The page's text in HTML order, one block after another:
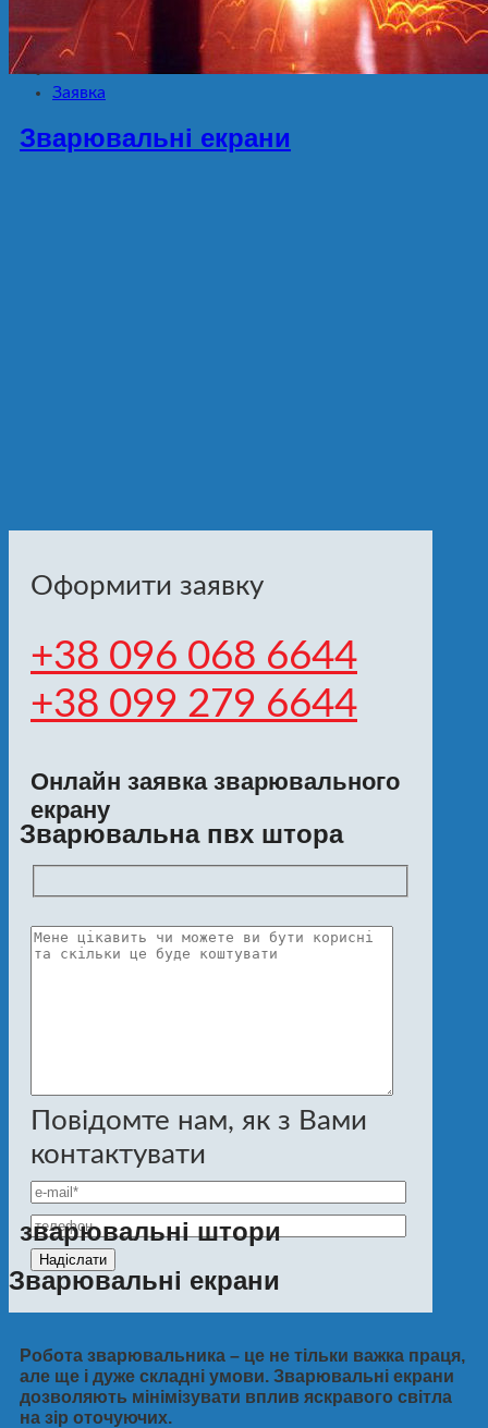
Завіси з ПВХ для тиру
Корисне
Контакти
Заявка
Зварювальні екрани
Оформити заявку
+38 096 068 6644
+38 099 279 6644
Онлайн заявка зварювального
екрану
Повідомте нам, як з Вами
контактувати
Зварювальна пвх штора
зварювальні штори
Зварювальні екрани
Робота зварювальника – це не тільки важка праця,
але ще і дуже складні умови. Зварювальні екрани
дозволяють мінімізувати вплив яскравого світла
на зір оточуючих.